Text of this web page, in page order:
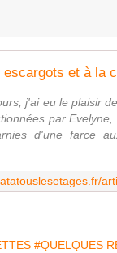
j'ai eu le plaisir
par Evelyne,
d'une farce
#QUELQUES